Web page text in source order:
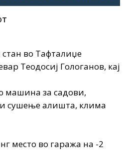
во Тафталиџе
Теодосиј Гологанов, кај
машина за садови,
сушење алишта, клима
место во гаража на -2